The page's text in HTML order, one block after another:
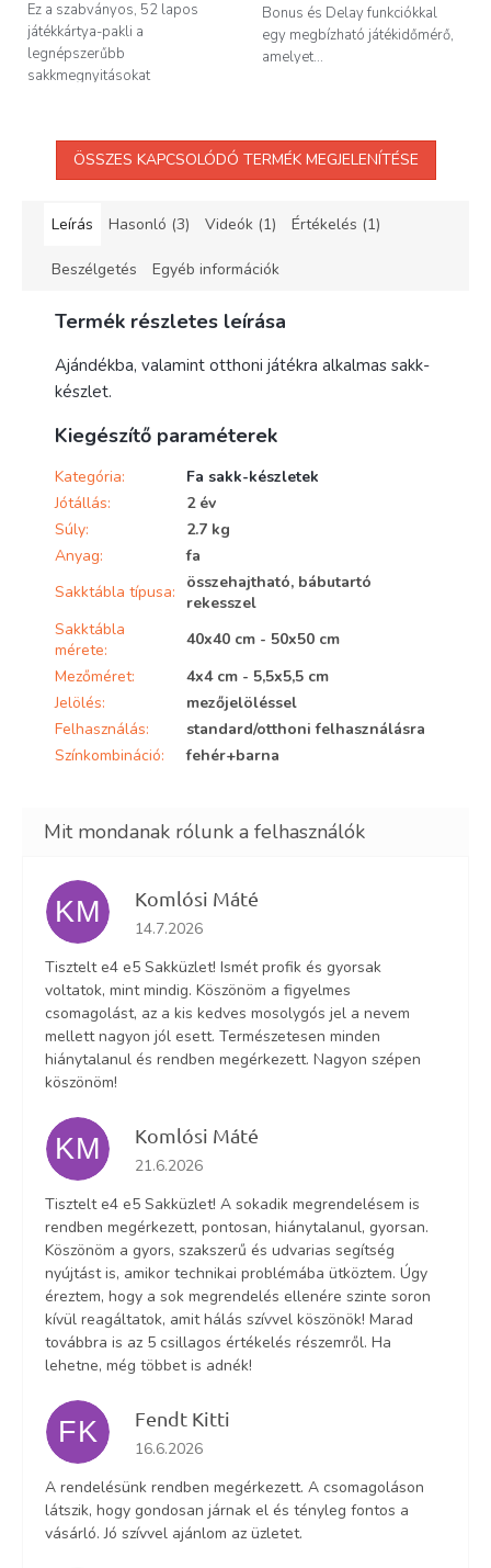
Ez a szabványos, 52 lapos
játékkártya-pakli a
legnépszerűbb
sakkmegnyitásokat
csillag.
Bonus és Delay funkciókkal
egy megbízható játékidőmérő,
amelyet...
ÖSSZES KAPCSOLÓDÓ TERMÉK MEGJELENÍTÉSE
Leírás Hasonló (3) Videók (1) Értékelés (1)
Beszélgetés Egyéb információk
Termék részletes leírása
Ajándékba, valamint otthoni játékra alkalmas sakk-
készlet.
Kiegészítő paraméterek
Kategória:
Fa sakk-készletek
Jótállás:
2 év
Súly:
2.7 kg
Anyag:
fa
Sakktábla típusa:
összehajtható, bábutartó
rekesszel
Sakktábla
mérete:
40x40 cm - 50x50 cm
Mezőméret:
4x4 cm - 5,5x5,5 cm
Jelölés:
mezőjelöléssel
Felhasználás:
standard/otthoni felhasználásra
Színkombináció: fehér+barna
KM Komlósi Máté
Az áruház értékelése 5-ből 5 csillag.
14.7.2026
Tisztelt e4 e5 Sakküzlet! Ismét profik és gyorsak
voltatok, mint mindig. Köszönöm a figyelmes
csomagolást, az a kis kedves mosolygós jel a nevem
mellett nagyon jól esett. Természetesen minden
hiánytalanul és rendben megérkezett. Nagyon szépen
köszönöm!
KM Komlósi Máté
Az áruház értékelése 5-ből 5 csillag.
21.6.2026
Tisztelt e4 e5 Sakküzlet! A sokadik megrendelésem is
rendben megérkezett, pontosan, hiánytalanul, gyorsan.
Köszönöm a gyors, szakszerű és udvarias segítség
nyújtást is, amikor technikai problémába ütköztem. Úgy
éreztem, hogy a sok megrendelés ellenére szinte soron
kívül reagáltatok, amit hálás szívvel köszönök! Marad
továbbra is az 5 csillagos értékelés részemről. Ha
lehetne, még többet is adnék!
FK Fendt Kitti
Az áruház értékelése 5-ből 5 csillag.
16.6.2026
A rendelésünk rendben megérkezett. A csomagoláson
látszik, hogy gondosan járnak el és tényleg fontos a
vásárló. Jó szívvel ajánlom az üzletet.